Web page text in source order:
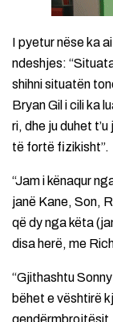
I pyetur nëse ka
ndeshjes:
shihni situatën
Bryan Gil i cili ka
ri, dhe ju duhet
të fortë fizikisht”.
“Jam i kënaqur
janë Kane, Son,
që dy nga këta
disa herë, me
“Gjithashtu
bëhet e vështirë